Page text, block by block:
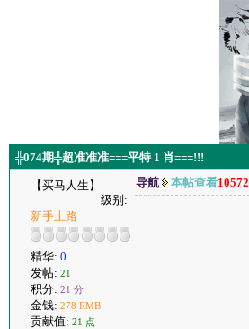
╬074期╬超准准准===平特 1 肖===!!!
【买马人生】
级别:
新手上路
精华: 0
发帖: 21
积分: 21 分
金钱: 278 RMB
贡献值: 21 点
导航 本帖查看10572